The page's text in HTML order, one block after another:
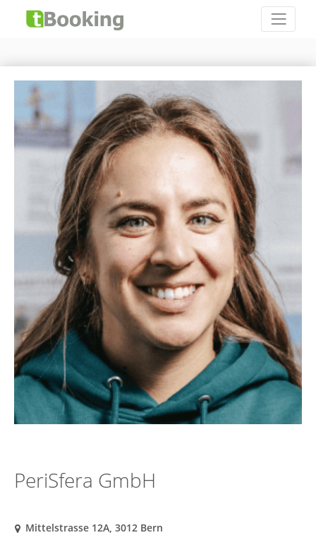
PeriSfera GmbH
Mittelstrasse 12A, 3012 Bern